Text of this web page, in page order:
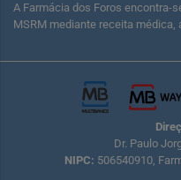
A Farmácia dos Foros encontra-
MSRM mediante receita
Dr. Paulo
NIPC: 506540910,